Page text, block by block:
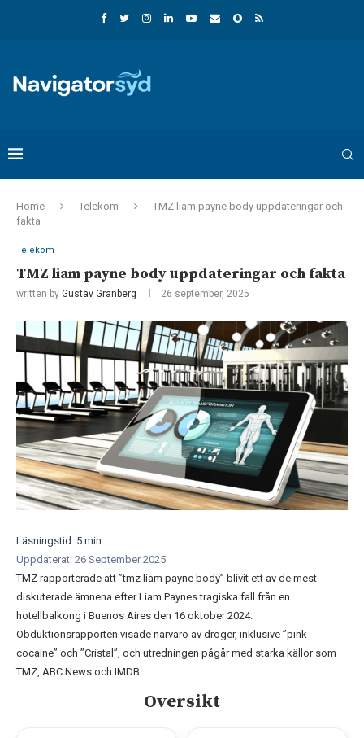
Home Telekom
TMZ liam payne body uppdateringar och
fakta
Telekom
TMZ liam payne body uppdateringar och fakta
written by Gustav Granberg 26 september, 2025
Läsningstid: 5 min
Uppdaterat: 26 September 2025
TMZ rapporterade att ”tmz liam payne body” blivit ett av de mest
diskuterade ämnena efter Liam Paynes tragiska fall från en
hotellbalkong i Buenos Aires den 16 oktober 2024.
Obduktionsrapporten visade närvaro av droger, inklusive ”pink
cocaine” och ”Cristal”, och utredningen pågår med starka källor som
TMZ, ABC News och IMDB.
Oversikt